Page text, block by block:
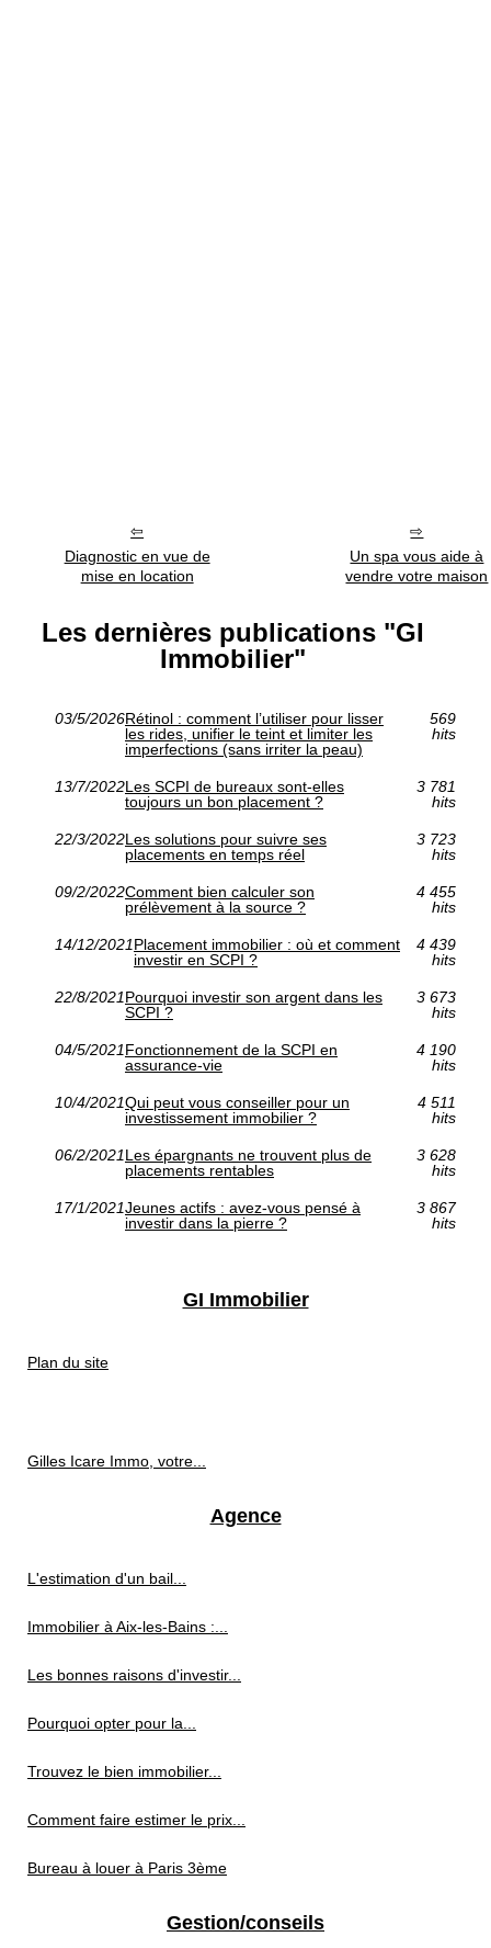
Diagnostic en vue de
mise en location
Un spa vous aide à
vendre votre maison
Les dernières publications "GI
Immobilier"
03/5/2026Rétinol : comment l’utiliser pour lisser
les rides, unifier le teint et limiter les
imperfections (sans irriter la peau)
569
hits
13/7/2022Les SCPI de bureaux sont-elles
toujours un bon placement ?
3 781
hits
22/3/2022Les solutions pour suivre ses
placements en temps réel
3 723
hits
09/2/2022Comment bien calculer son
prélèvement à la source ?
4 455
hits
14/12/2021Placement immobilier : où et comment
investir en SCPI ?
4 439
hits
22/8/2021Pourquoi investir son argent dans les
SCPI ?
3 673
hits
04/5/2021Fonctionnement de la SCPI en
assurance-vie
4 190
hits
10/4/2021Qui peut vous conseiller pour un
investissement immobilier ?
4 511
hits
06/2/2021Les épargnants ne trouvent plus de
placements rentables
3 628
hits
17/1/2021Jeunes actifs : avez-vous pensé à
investir dans la pierre ?
3 867
hits
GI Immobilier
Plan du site
Gilles Icare Immo, votre...
Agence
L'estimation d'un bail...
Immobilier à Aix-les-Bains :...
Les bonnes raisons d'investir...
Pourquoi opter pour la...
Trouvez le bien immobilier...
Comment faire estimer le prix...
Bureau à louer à Paris 3ème
Gestion/conseils